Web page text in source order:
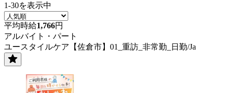
1-30を表示中
平均時給1,766円
アルバイト・パート
ユースタイルケア【佐倉市】01_重訪_非常勤_日勤/Ja